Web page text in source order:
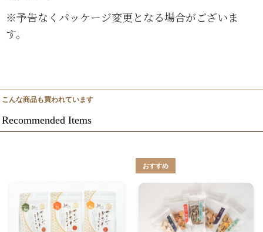
※予告なくパッケージ変更となる場合がございま
す。
Recommended Items
こんな商品も買われています